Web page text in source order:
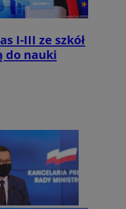
I-III ze szkół
do nauki